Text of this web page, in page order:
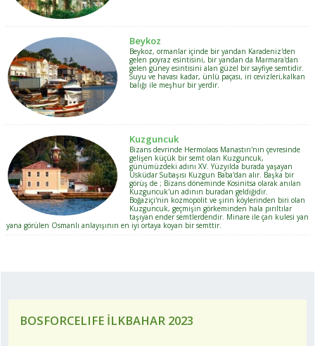
Beykoz
Beykoz, ormanlar içinde bir yandan Karadeniz'den
gelen poyraz esintisini, bir yandan da Marmara'dan
gelen güney esintisini alan güzel bir sayfiye semtidir.
Suyu ve havası kadar, ünlü paçası, iri cevizleri,kalkan
balığı ile meşhur bir yerdir.
Kuzguncuk
Bizans devrinde Hermolaos Manastırı'nın çevresinde
gelişen küçük bir semt olan Kuzguncuk,
günümüzdeki adını XV. Yüzyılda burada yaşayan
Üsküdar Subaşısı Kuzgun Baba'dan alır. Başka bir
görüş de ; Bizans döneminde Kosinitsa olarak anılan
Kuzguncuk'un adının buradan geldiğidir.
Boğaziçi'nin kozmopolit ve şirin köylerinden biri olan
Kuzguncuk, geçmişin görkeminden hala pırıltılar
taşıyan ender semtlerdendir. Minare ile çan kulesi yan
yana görülen Osmanlı anlayışının en iyi ortaya koyan bir semttir.
BOSFORCELIFE İLKBAHAR 2023